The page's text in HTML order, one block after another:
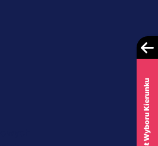
Test Wyboru Kierunku